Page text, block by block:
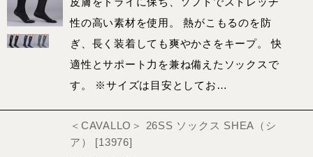
性の高い素材を使用。 熱がこもるのを防
ぎ、長く装着しても爽やかさをキープ。 快
適性とサポート力を兼ね備えたソックスで
す。 ※サイズは目安としてお…
＜CAVALLO＞ 26SS ソックス SHEA（シ
ア）
[13976]